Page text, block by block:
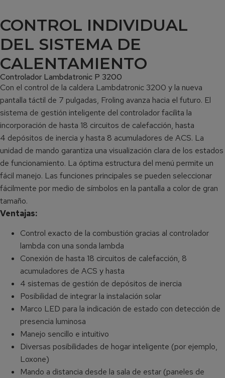
CONTROL INDIVIDUAL
DEL SISTEMA DE
CALENTAMIENTO
Controlador Lambdatronic P 3200
Con el control de la caldera Lambdatronic 3200 y la nueva
pantalla táctil de 7 pulgadas, Froling avanza hacia el futuro. El
sistema de gestión inteligente del controlador facilita la
incorporación de hasta 18 circuitos de calefacción, hasta
4 depósitos de inercia y hasta 8 acumuladores de ACS. La
unidad de mando garantiza una visualización clara de los estados
de funcionamiento. La óptima estructura del menú permite un
fácil manejo. Las funciones principales se pueden seleccionar
fácilmente por medio de símbolos en la pantalla a color de gran
tamaño.
Ventajas:
Control exacto de la combustión gracias al controlador
lambda con una sonda lambda
Conexión de hasta 18 circuitos de calefacción, 8
acumuladores de ACS y hasta
4 sistemas de gestión de depósitos de inercia
Posibilidad de integrar la instalación solar
Marco LED para la indicación de estado con detección de
presencia luminosa
Manejo sencillo e intuitivo
Diversas posibilidades de hogar inteligente (por ejemplo,
Loxone)
Mando a distancia desde la sala de estar (paneles de